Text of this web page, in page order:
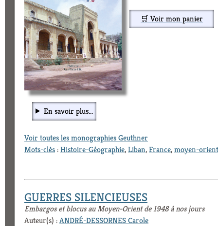
🛒 Voir mon panier
En savoir plus...
Voir toutes les monographies Geuthner
Mots-clés:Histoire-Géographie,Liban,France,moyen-orient
GUERRES SILENCIEUSES
Embargos et blocus au Moyen-Orient de 1948 à nos jours
Auteur(s) :ANDRÉ-DESSORNES Carole